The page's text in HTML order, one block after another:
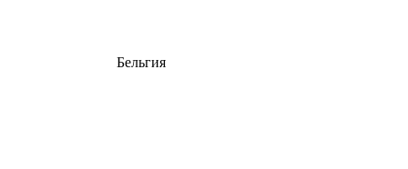
Бельгия